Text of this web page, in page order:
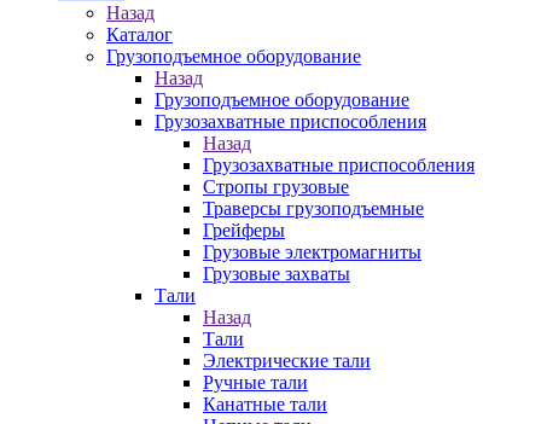
Назад
Каталог
Грузоподъемное оборудование
Назад
Грузоподъемное оборудование
Грузозахватные приспособления
Назад
Грузозахватные приспособления
Стропы грузовые
Траверсы грузоподъемные
Грейферы
Грузовые электромагниты
Грузовые захваты
Тали
Назад
Тали
Электрические тали
Ручные тали
Канатные тали